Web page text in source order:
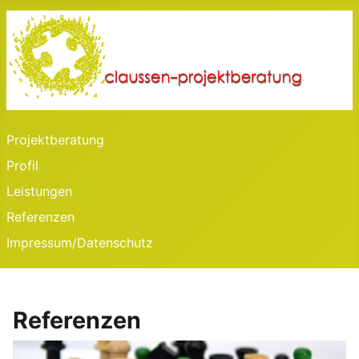
Projektberatung
Profil
Leistungen
Referenzen
Impressum/Datenschutz
Referenzen